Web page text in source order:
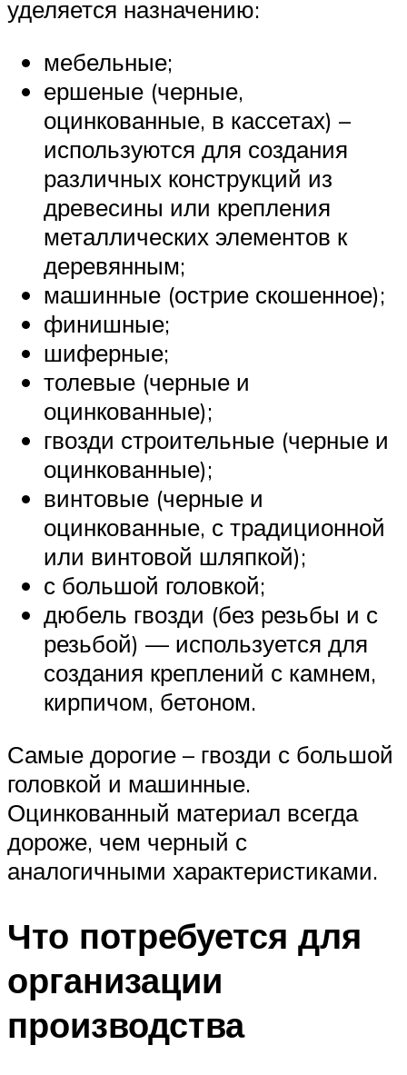
уделяется назначению:
мебельные;
ершеные (черные,
оцинкованные, в кассетах) –
используются для создания
различных конструкций из
древесины или крепления
металлических элементов к
деревянным;
машинные (острие скошенное);
финишные;
шиферные;
толевые (черные и
оцинкованные);
гвозди строительные (черные и
оцинкованные);
винтовые (черные и
оцинкованные, с традиционной
или винтовой шляпкой);
с большой головкой;
дюбель гвозди (без резьбы и с
резьбой) — используется для
создания креплений с камнем,
кирпичом, бетоном.
Самые дорогие – гвозди с большой
головкой и машинные.
Оцинкованный материал всегда
дороже, чем черный с
аналогичными характеристиками.
Что потребуется для
организации
производства